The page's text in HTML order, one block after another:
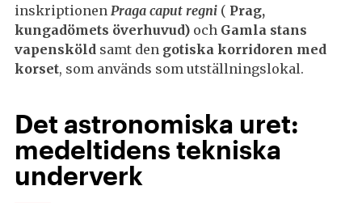
inskriptionen Praga caput regni ( Prag,
kungadömets överhuvud) och Gamla stans
vapensköld samt den gotiska korridoren med
korset, som används som utställningslokal.
Det astronomiska uret:
medeltidens tekniska
underverk